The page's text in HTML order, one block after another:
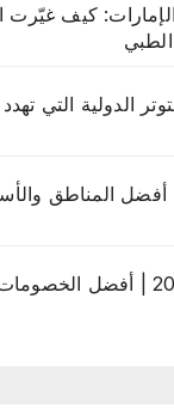
كيف غيّرت
الدولية التي
عقارات دبي 2026 | أفضل المناطق
عروض الإمارات 2026 | أفضل